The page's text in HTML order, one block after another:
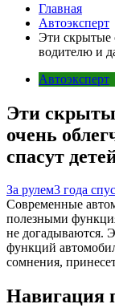
Главная
Автоэксперт
Эти скрытые
водителю и
Автоэксперт
Эти
очень
спасут
За рулем3 года
Современные
полезными
не догадываются.
функций
сомнения,
Навигация